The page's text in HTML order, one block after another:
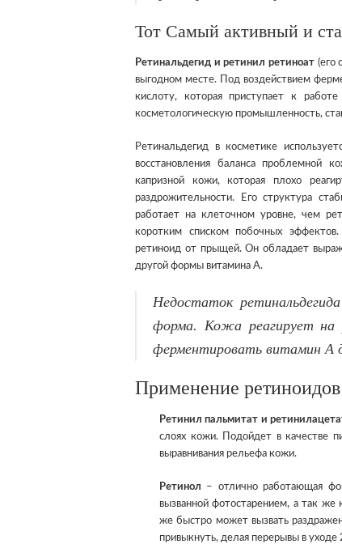
Тот Самый активный и
Ретинальдегид и ретинил ретиноат (его
выгодном месте. Под воздействием
кислоту, которая приступает к
косметологическую промышленность,
Ретинальдегид в косметике
восстановления баланса проблемной
капризной кожи, которая плохо
раздрожительности. Его структура
работает на клеточном уровне, чем
коротким списком побочных
ретиноид от прыщей. Он обладает
другой формы витамина А.
Недостаток
форма. Кожа реагирует на
ферментировать витамин А
Применение ретиноидов
Ретинил пальмитат и
слоях кожи. Подойдет в качестве
выравнивания рельефа кожи.
Ретинол – отлично работающая
вызванной фотостарением, а так
же быстро может вызвать
привыкнуть, делая перерывы в уходе